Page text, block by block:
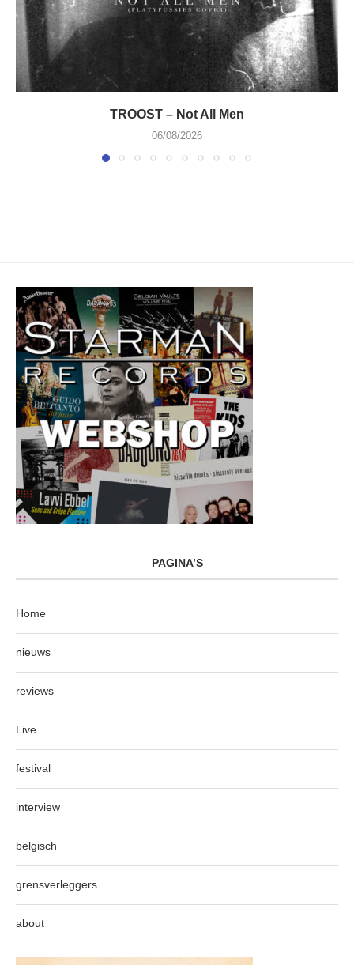
TROOST – Not All Men
06/08/2026
PAGINA’S
Home
nieuws
reviews
Live
festival
interview
belgisch
grensverleggers
about